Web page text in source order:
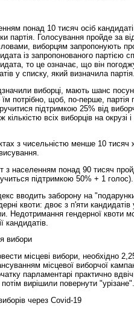
понад 10 тисяч осіб
партія. Голосування пройде за
виборцям запропонують
із запропонованого партією
то це означає, що він
у списку, який визначила
виборці, мають шанс
потрібно, щоб, по-перше, партія
підтримкою 25% від
кількістю всіх виборців на окрузі
з чисельністю менше 10 тисяч
з населенням понад 90 тисяч
підтримкою 50% + 1 голос).
вводить заборону на
квоти: двоє з п'яти кандидатів
Недотримання гендерної квоти
кандидатів.
вибори
місцеві вибори, необхідно
місцевої виборчої
парламентарі практично
вирішили повернути "урізане".
через Covid-19